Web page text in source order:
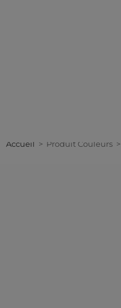
Accueil > Produit Couleurs >